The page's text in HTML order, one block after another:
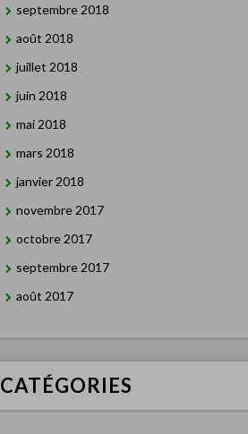
septembre 2018
août 2018
juillet 2018
juin 2018
mai 2018
mars 2018
janvier 2018
novembre 2017
octobre 2017
septembre 2017
août 2017
CATÉGORIES